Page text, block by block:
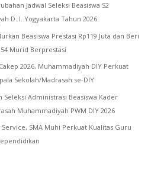
Jadwal Seleksi Beasiswa S2
D. I. Yogyakarta Tahun 2026
Beasiswa Prestasi Rp119 Juta dan Beri
Murid Berprestasi
2026, Muhammadiyah DIY Perkuat
Sekolah/Madrasah se-DIY
Seleksi Administrasi Beasiswa Kader
Muhammadiyah PWM DIY 2026
SMA Muhi Perkuat Kualitas Guru